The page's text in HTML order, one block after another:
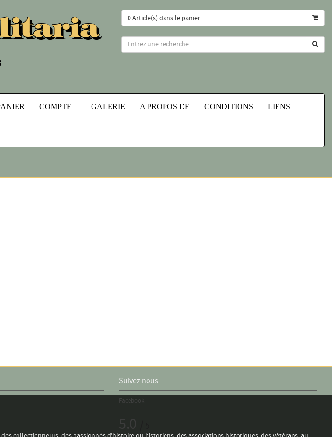
0 Article(s) dans le panier
COMPTE GALERIE A PROPOS DE CONDITIONS LIENS
Suivez nous
Facebook